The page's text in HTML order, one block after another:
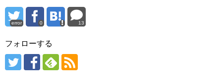
error 0 13
フォローする